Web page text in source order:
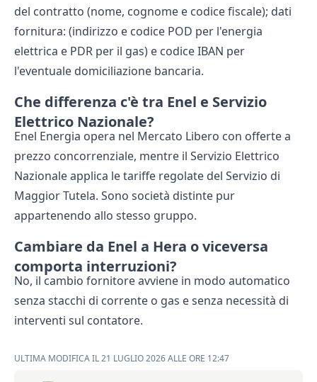
del contratto (nome, cognome e codice fiscale); dati
fornitura: (indirizzo e codice POD per l'energia
elettrica e PDR per il gas) e codice IBAN per
l'eventuale domiciliazione bancaria.
Che differenza c'è tra Enel e Servizio
Elettrico Nazionale?
Enel Energia opera nel Mercato Libero con offerte a
prezzo concorrenziale, mentre il Servizio Elettrico
Nazionale applica le tariffe regolate del Servizio di
Maggior Tutela. Sono società distinte pur
appartenendo allo stesso gruppo.
Cambiare da Enel a Hera o viceversa
comporta interruzioni?
No, il cambio fornitore avviene in modo automatico
senza stacchi di corrente o gas e senza necessità di
interventi sul contatore.
ULTIMA MODIFICA IL 21 LUGLIO 2026 ALLE ORE 12:47